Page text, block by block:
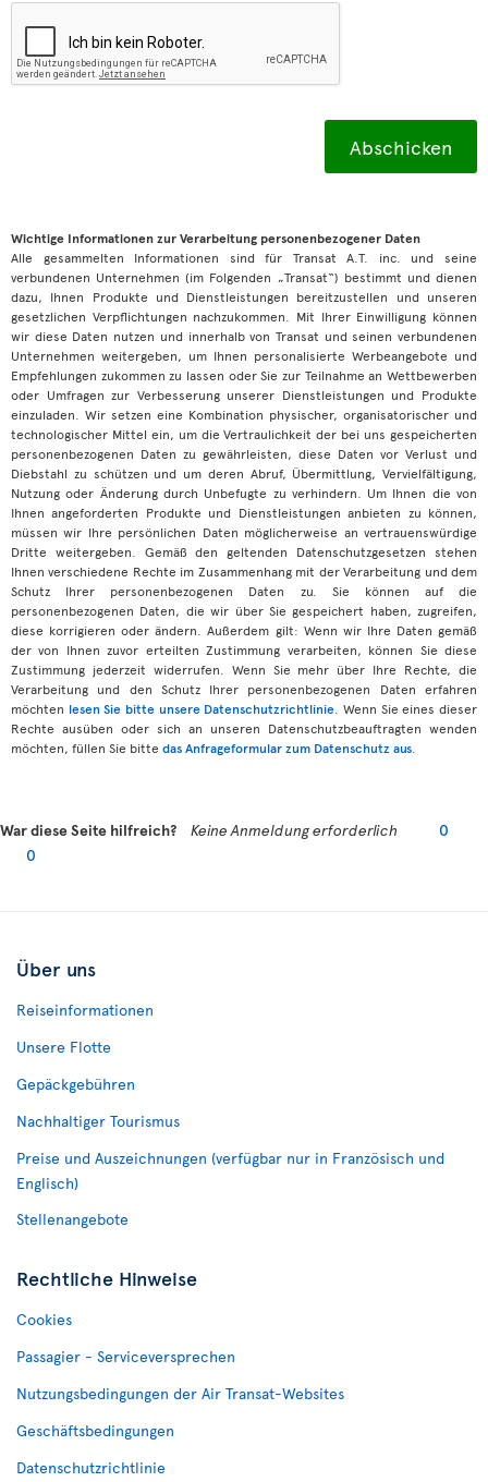
Wichtige Informationen zur Verarbeitung personenbezogener Daten
Alle gesammelten Informationen sind für Transat A.T. inc. und seine
verbundenen Unternehmen (im Folgenden „Transat“) bestimmt und dienen
dazu, Ihnen Produkte und Dienstleistungen bereitzustellen und unseren
gesetzlichen Verpflichtungen nachzukommen. Mit Ihrer Einwilligung können
wir diese Daten nutzen und innerhalb von Transat und seinen verbundenen
Unternehmen weitergeben, um Ihnen personalisierte Werbeangebote und
Empfehlungen zukommen zu lassen oder Sie zur Teilnahme an Wettbewerben
oder Umfragen zur Verbesserung unserer Dienstleistungen und Produkte
einzuladen. Wir setzen eine Kombination physischer, organisatorischer und
technologischer Mittel ein, um die Vertraulichkeit der bei uns gespeicherten
personenbezogenen Daten zu gewährleisten, diese Daten vor Verlust und
Diebstahl zu schützen und um deren Abruf, Übermittlung, Vervielfältigung,
Nutzung oder Änderung durch Unbefugte zu verhindern. Um Ihnen die von
Ihnen angeforderten Produkte und Dienstleistungen anbieten zu können,
müssen wir Ihre persönlichen Daten möglicherweise an vertrauenswürdige
Dritte weitergeben. Gemäß den geltenden Datenschutzgesetzen stehen
Ihnen verschiedene Rechte im Zusammenhang mit der Verarbeitung und dem
Schutz Ihrer personenbezogenen Daten zu. Sie können auf die
personenbezogenen Daten, die wir über Sie gespeichert haben, zugreifen,
diese korrigieren oder ändern. Außerdem gilt: Wenn wir Ihre Daten gemäß
der von Ihnen zuvor erteilten Zustimmung verarbeiten, können Sie diese
Zustimmung jederzeit widerrufen. Wenn Sie mehr über Ihre Rechte, die
Verarbeitung und den Schutz Ihrer personenbezogenen Daten erfahren
möchten lesen Sie bitte unsere Datenschutzrichtlinie . Wenn Sie eines dieser
Rechte ausüben oder sich an unseren Datenschutzbeauftragten wenden
möchten, füllen Sie bitte das Anfrageformular zum Datenschutz aus
War diese Seite hilfreich? Keine Anmeldung erforderlich
0
0
Über uns
Reiseinformationen
Unsere Flotte
Gepäckgebühren
Nachhaltiger Tourismus
Preise und Auszeichnungen (verfügbar nur in Französisch und
Englisch)
Stellenangebote
Rechtliche Hinweise
Cookies
Passagier - Serviceversprechen
Nutzungsbedingungen der Air Transat-Websites
Geschäftsbedingungen
Datenschutzrichtlinie